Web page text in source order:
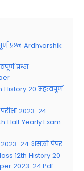
प्रश्न Ardhvarshik
प्रश्न
20 महत्वपूर्ण
परीक्षा 2023-24
Half Yearly Exam
2023-24 असली पेपर
12th History 20
2023-24 Pdf